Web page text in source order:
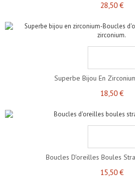
28,50 €
Superbe Bijou En
18,50 €
Boucles D'oreilles Boules
15,50 €